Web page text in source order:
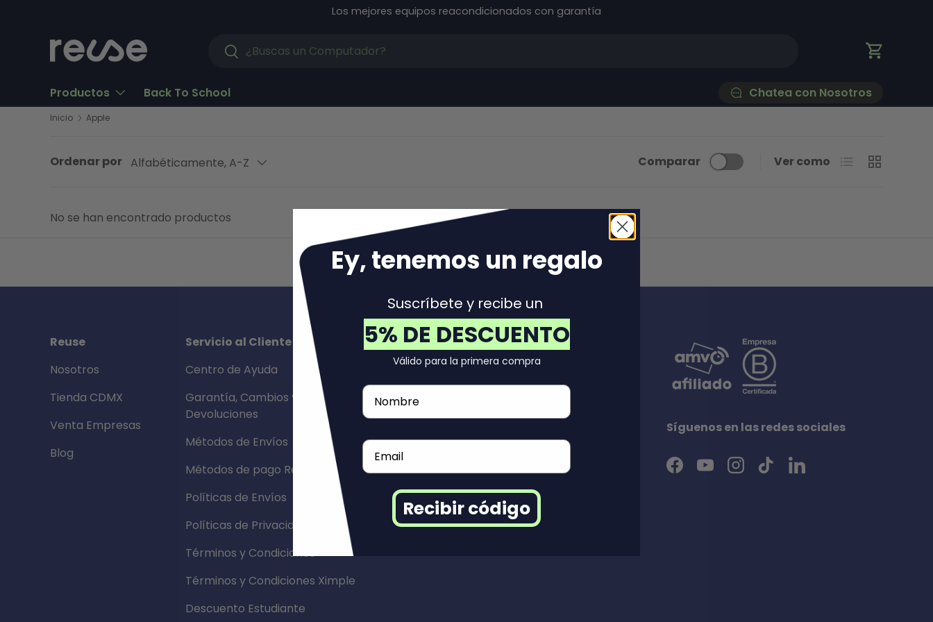
Los mejores equipos reacondicionados con garantía
Buscar Carrito
Productos Back To School Chatea con Nosotros
Inicio Apple
Ordenar por Alfabéticamente, A-Z Comparar Ver como Lista Cuadrícula
No se han encontrado productos
Volver al principio
Reuse
Nosotros
Tienda CDMX
Venta Empresas
Blog
Servicio al Cliente
Centro de Ayuda
Garantía, Cambios y
Devoluciones
Métodos de Envíos
Métodos de pago Reuse
Políticas de Envíos
Políticas de Privacidad
Términos y Condiciones
Términos y Condiciones Ximple
Descuento Estudiante
Contáctanos
✉️: soportemexico@reuse.mx
💬:
Síguenos en las redes sociales
Facebook
YouTubeInstagram
TikTokLinkedIn
Ey, tenemos un regalo
Suscríbete y recibe un
5% DE DESCUENTO
Válido para la primera compra
Nombre
Email
Recibir código